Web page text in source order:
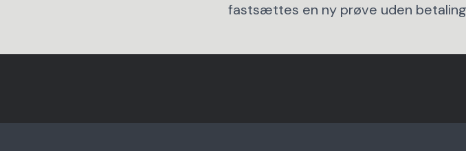
fastsættes en ny prøve uden